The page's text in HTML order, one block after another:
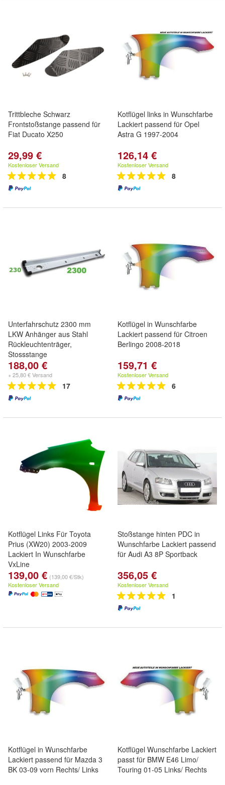
Trittbleche Schwarz
Frontstoßstange passend für
Fiat Ducato X250
29,99 €
Kostenloser Versand
8
Kotflügel links in Wunschfarbe
Lackiert passend für Opel
Astra G 1997-2004
126,14 €
Kostenloser Versand
8
Unterfahrschutz 2300 mm
LKW Anhänger aus Stahl
Rückleuchtenträger,
Stossstange
188,00 €
+ 25,80 € Versand
17
Kotflügel in Wunschfarbe
Lackiert passend für Citroen
Berlingo 2008-2018
159,71 €
Kostenloser Versand
6
Kotflügel Links Für Toyota
Prius (XW20) 2003-2009
Lackiert In Wunschfarbe
VxLine
139,00 € (139,00 €/Stk)
Kostenloser Versand
Stoßstange hinten PDC in
Wunschfarbe Lackiert passend
für Audi A3 8P Sportback
356,05 €
Kostenloser Versand
1
Kotflügel in Wunschfarbe
Lackiert passend für Mazda 3
BK 03-09 vorn Rechts/ Links
Kotflügel Wunschfarbe Lackiert
passt für BMW E46 Limo/
Touring 01-05 Links/ Rechts